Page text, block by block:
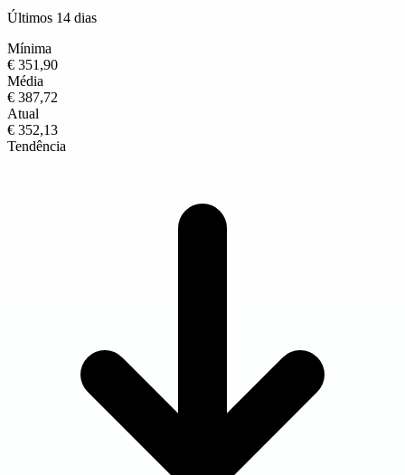
Últimos 14 dias
Mínima
€ 351,90
Média
€ 387,72
Atual
€ 352,13
Tendência